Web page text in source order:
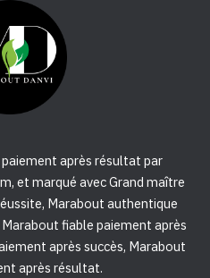
après résultat par
et marqué avec Grand maître
Marabout authentique
fiable paiement après
après succès, Marabout
après résultat.